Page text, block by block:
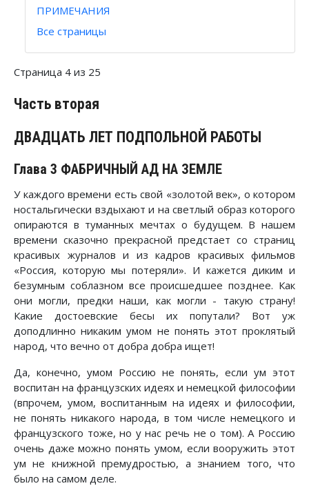
ПРИМЕЧАНИЯ
Все страницы
Страница 4 из 25
Часть вторая
ДВАДЦАТЬ ЛЕТ ПОДПОЛЬНОЙ РАБОТЫ
Глава 3 ФАБРИЧНЫЙ АД НА ЗЕМЛЕ
У каждого времени есть свой «золотой век», о котором
ностальгически вздыхают и на светлый образ которого
опираются в туманных мечтах о будущем. В нашем
времени сказочно прекрасной предстает со страниц
красивых журналов и из кадров красивых фильмов
«Россия, которую мы потеряли». И кажется диким и
безумным соблазном все происшедшее позднее. Как
они могли, предки наши, как могли - такую страну!
Какие достоевские бесы их попутали? Вот уж
доподлинно никаким умом не понять этот проклятый
народ, что вечно от добра добра ищет!
Да, конечно, умом Россию не понять, если ум этот
воспитан на французских идеях и немецкой философии
(впрочем, умом, воспитанным на идеях и философии,
не понять никакого народа, в том числе немецкого и
французского тоже, но у нас речь не о том). А Россию
очень даже можно понять умом, если вооружить этот
ум не книжной премудростью, а знанием того, что
было на самом деле.